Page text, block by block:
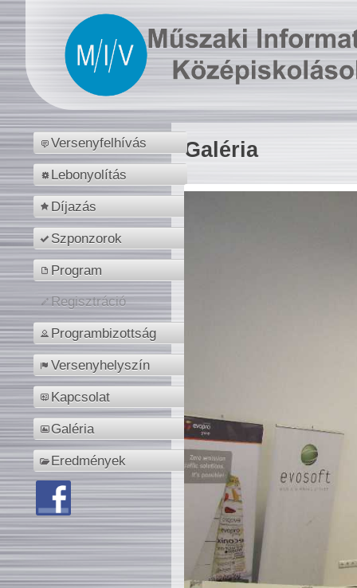
Versenyfelhívás
Lebonyolítás
Díjazás
Szponzorok
Program
Regisztráció
Programbizottság
Versenyhelyszín
Kapcsolat
Galéria
Eredmények
Galéria